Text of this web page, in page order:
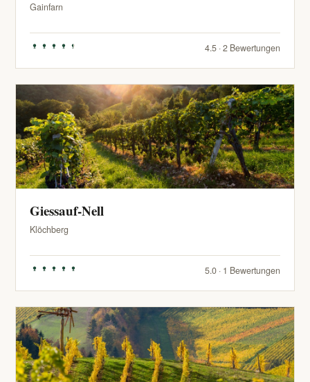
Gainfarn
4.5 · 2 Bewertungen
Giessauf-Nell
Klöchberg
5.0 · 1 Bewertungen